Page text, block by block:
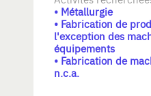
• Métallurgie
• Fabrication de
l'exception des
équipements
• Fabrication de
n.c.a.